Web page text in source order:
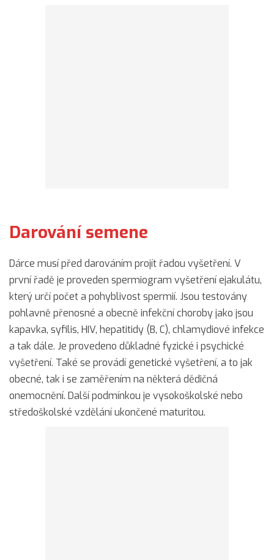
Darování semene
Dárce musí před darováním projít řadou vyšetření. V
první řadě je proveden spermiogram vyšetření ejakulátu,
který určí počet a pohyblivost spermií. Jsou testovány
pohlavně přenosné a obecně infekční choroby jako jsou
kapavka, syfilis, HIV, hepatitidy (B, C), chlamydiové infekce
a tak dále. Je provedeno důkladné fyzické i psychické
vyšetření. Také se provádí genetické vyšetření, a to jak
obecné, tak i se zaměřením na některá dědičná
onemocnění. Další podmínkou je vysokoškolské nebo
středoškolské vzdělání ukončené maturitou.